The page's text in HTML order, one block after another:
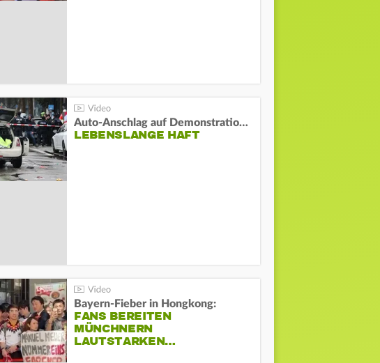
Auto-Anschlag auf Demonstration in München:
LEBENSLANGE HAFT
Bayern-Fieber in Hongkong:
FANS BEREITEN
MÜNCHNERN
LAUTSTARKEN…